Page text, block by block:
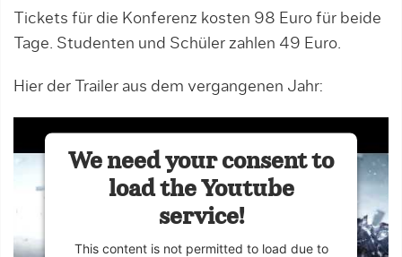
Tickets für die Konferenz kosten 98 Euro für beide
Tage. Studenten und Schüler zahlen 49 Euro.
Hier der Trailer aus dem vergangenen Jahr:
We need your consent to
load the Youtube
service!
This content is not permitted to load due to